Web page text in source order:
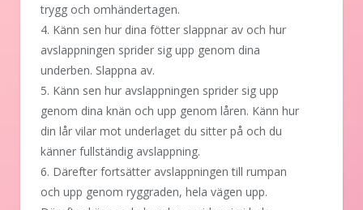
trygg och omhändertagen.
4. Känn sen hur dina fötter slappnar av och hur
avslappningen sprider sig upp genom dina
underben. Slappna av.
5. Känn sen hur avslappningen sprider sig upp
genom dina knän och upp genom låren. Känn hur
din lår vilar mot underlaget du sitter på och du
känner fullständig avslappning.
6. Därefter fortsätter avslappningen till rumpan
och upp genom ryggraden, hela vägen upp.